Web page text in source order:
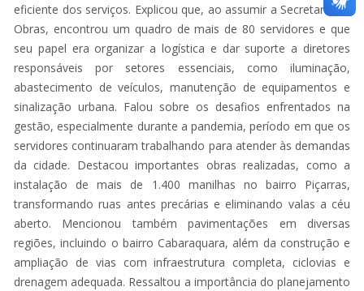
eficiente dos serviços. Explicou que, ao assumir a Secretaria de
Obras, encontrou um quadro de mais de 80 servidores e que
seu papel era organizar a logística e dar suporte a diretores
responsáveis por setores essenciais, como iluminação,
abastecimento de veículos, manutenção de equipamentos e
sinalização urbana. Falou sobre os desafios enfrentados na
gestão, especialmente durante a pandemia, período em que os
servidores continuaram trabalhando para atender às demandas
da cidade. Destacou importantes obras realizadas, como a
instalação de mais de 1.400 manilhas no bairro Piçarras,
transformando ruas antes precárias e eliminando valas a céu
aberto. Mencionou também pavimentações em diversas
regiões, incluindo o bairro Cabaraquara, além da construção e
ampliação de vias com infraestrutura completa, ciclovias e
drenagem adequada. Ressaltou a importância do planejamento